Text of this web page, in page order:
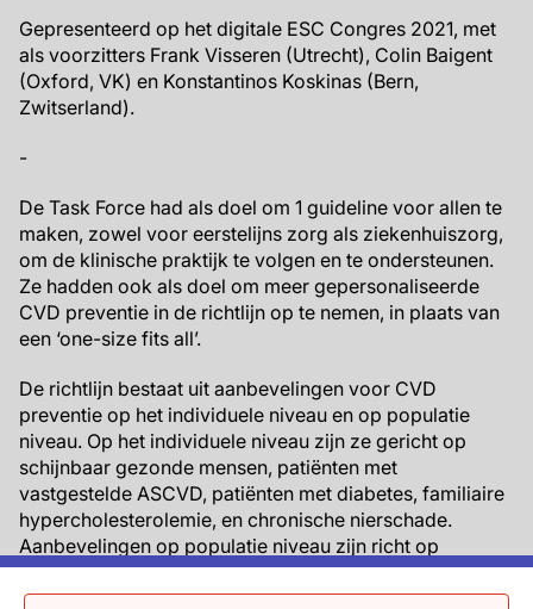
Gepresenteerd op het digitale ESC Congres 2021, met
als voorzitters Frank Visseren (Utrecht), Colin Baigent
(Oxford, VK) en Konstantinos Koskinas (Bern,
Zwitserland).
-
De Task Force had als doel om 1 guideline voor allen te
maken, zowel voor eerstelijns zorg als ziekenhuiszorg,
om de klinische praktijk te volgen en te ondersteunen.
Ze hadden ook als doel om meer gepersonaliseerde
CVD preventie in de richtlijn op te nemen, in plaats van
een ‘one-size fits all’.
De richtlijn bestaat uit aanbevelingen voor CVD
preventie op het individuele niveau en op populatie
niveau. Op het individuele niveau zijn ze gericht op
schijnbaar gezonde mensen, patiënten met
vastgestelde ASCVD, patiënten met diabetes, familiaire
hypercholesterolemie, en chronische nierschade.
Aanbevelingen op populatie niveau zijn richt op
volksgezondheidbeleid, interventies en milieu.